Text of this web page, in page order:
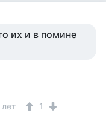
их и в помине
1